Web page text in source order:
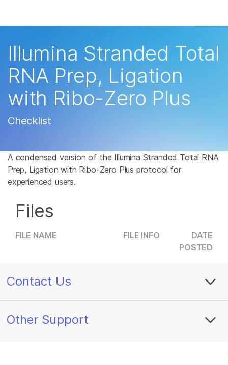
学习
Illumina Stranded Total
RNA Prep, Ligation
with Ribo-Zero Plus
Checklist
A condensed version of the Illumina Stranded Total RNA
Prep, Ligation with Ribo-Zero Plus protocol for
experienced users.
Files
FILE NAME FILE INFO
DATE
POSTED
Contact Us
Other Support
癌症研究
微生物学
农业基因组学
复杂疾病
临床肿瘤学
生殖健康
遗传病和罕见病